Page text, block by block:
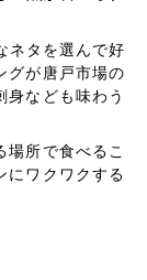
ネタを選んで好
グが唐戸市場の
身なども味わう
場所で食べるこ
にワクワクする